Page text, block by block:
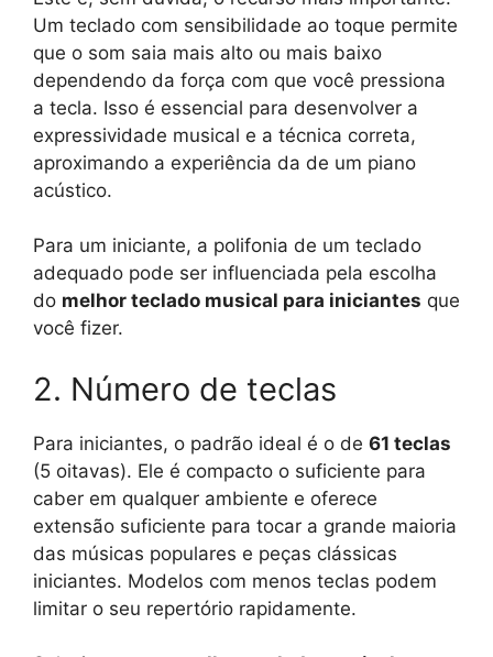
Um teclado com sensibilidade ao toque permite
que o som saia mais alto ou mais baixo
dependendo da força com que você pressiona
a tecla. Isso é essencial para desenvolver a
expressividade musical e a técnica correta,
aproximando a experiência da de um piano
acústico.
Para um iniciante, a polifonia de um teclado
adequado pode ser influenciada pela escolha
do melhor teclado musical para iniciantes que
você fizer.
2. Número de teclas
Para iniciantes, o padrão ideal é o de 61 teclas
(5 oitavas). Ele é compacto o suficiente para
caber em qualquer ambiente e oferece
extensão suficiente para tocar a grande maioria
das músicas populares e peças clássicas
iniciantes. Modelos com menos teclas podem
limitar o seu repertório rapidamente.